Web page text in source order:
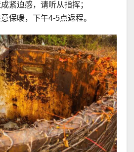
紧迫感，请听从指挥；
保暖，下午4-5点返程。